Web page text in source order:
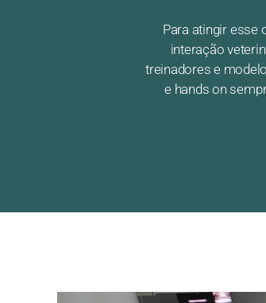
Para atingir esse
interação
treinadores e
e hands on